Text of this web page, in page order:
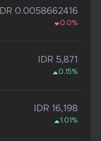
IDR 0.0058662416
0.0%
IDR 5,871
0.15%
IDR 16,198
1.01%